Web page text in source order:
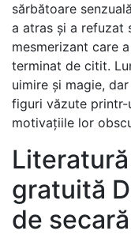
sărbătoare
a atras și a refuzat
mesmerizant care
terminat de citit.
uimire și magie,
figuri văzute printr-
motivațiile lor
gratuită
de secară